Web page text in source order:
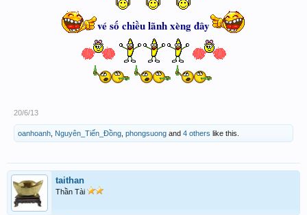
vé số chiều lãnh xèng đây
20/6/13
oanhoanh Nguyên_Tiến_Đồng phongsuong and 4 others like this.
taithan
Thần Tài